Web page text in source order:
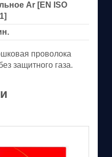
Ar [EN ISO
проволока
защитного газа.